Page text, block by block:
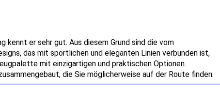
kennt er sehr gut. Aus diesem Grund sind die vom
das mit sportlichen und eleganten Linien verbunden ist,
mit einzigartigen und praktischen Optionen.
die Sie möglicherweise auf der Route finden.